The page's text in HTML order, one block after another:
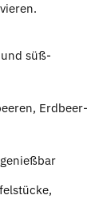
süß-
Erdbeer-